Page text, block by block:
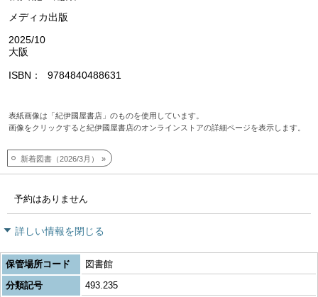
メディカ出版
2025/10
大阪
ISBN 9784840488631
表紙画像は「紀伊國屋書店」のものを使用しています。
画像をクリックすると紀伊國屋書店のオンラインストアの詳細ページを表示します。
新着図書（2026/3月）
予約はありません
詳しい情報を閉じる
保管場所コード
図書館
分類記号
493.235